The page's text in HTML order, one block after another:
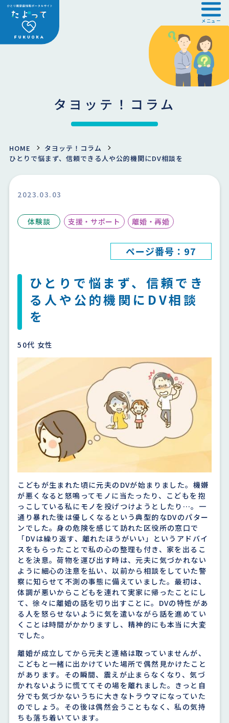
メニュー
タヨッテ！コラム
HOME
タヨッテ！コラム
ひとりで悩まず、信頼できる人や公的機関にDV相談を
2023.03.03
体験談 支援・サポート 離婚・再婚
ページ番号：97
ひとりで悩まず、信頼でき
る人や公的機関にDV相談
を
50代 女性
こどもが生まれた頃に元夫のDVが始まりました。機嫌
が悪くなると怒鳴ってモノに当たったり、こどもを抱
っこしている私にモノを投げつけようとしたり…。一
通り暴れた後は優しくなるという典型的なDVのパター
ンでした。身の危険を感じて訪れた区役所の窓口で
「DVは繰り返す、離れたほうがいい」というアドバイ
スをもらったことで私の心の整理も付き、家を出るこ
とを決意。荷物を運び出す時は、元夫に気づかれない
ように細心の注意を払い、以前から相談をしていた警
察に知らせて不測の事態に備えていました。最初は、
体調が悪いからこどもを連れて実家に帰ったことにし
て、徐々に離婚の話を切り出すことに。DVの特性があ
る人を怒らせないように気を遣いながら話を進めてい
くことは時間がかかりますし、精神的にも本当に大変
でした。
離婚が成立してから元夫と連絡は取っていませんが、
こどもと一緒に出かけていた場所で偶然見かけたこと
があります。その瞬間、震えが止まらなくなり、気づ
かれないように慌ててその場を離れました。きっと自
分でも気づかないうちに大きなトラウマになっていた
のでしょう。その後は偶然会うこともなく、私の気持
ちも落ち着いています。